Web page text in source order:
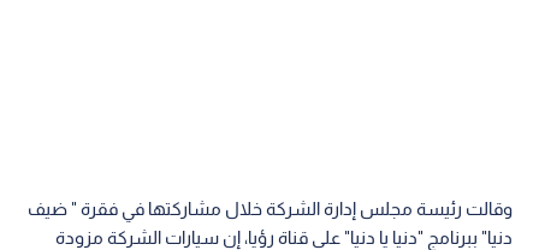
وقالت رئيسة مجلس إدارة الشركة خلال مشاركتها في فقرة " ضيف
دنيا" ببرنامج "دنيا يا دنيا" على قناة رؤيا، إن سيارات الشركة مزودة